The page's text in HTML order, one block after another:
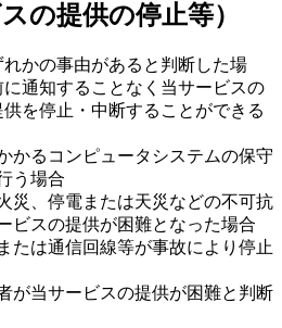
の提供の停止等）
かの事由があると判断した場
通知することなく当サービスの
を停止・中断することができる
かるコンピュータシステムの保守
う場合
災、停電または天災などの不可抗
ビスの提供が困難となった場合
たは通信回線等が事故により停止
が当サービスの提供が困難と判断